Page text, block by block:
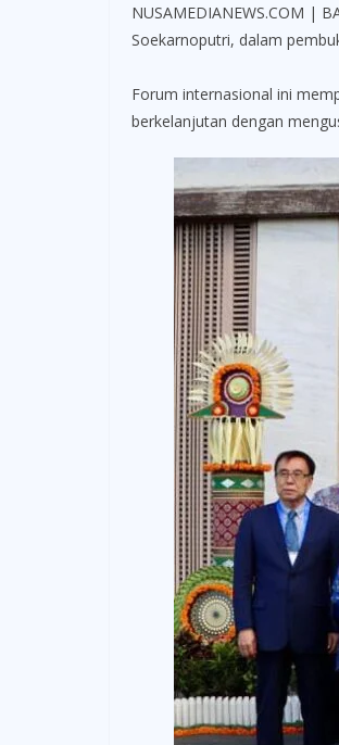
NUSAMEDIANEWS.COM |
Soekarnoputri, dalam
Forum internasional ini
berkelanjutan dengan